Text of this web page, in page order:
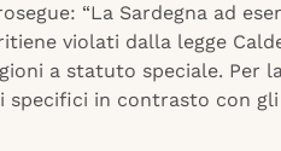
“La Sardegna ad
violati dalla legge
a statuto speciale. Per
specifici in contrasto con